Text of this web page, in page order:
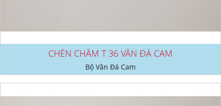
CHÉN CHẤM T 36 VÂN ĐÁ CAM
Bộ Vân Đá Cam